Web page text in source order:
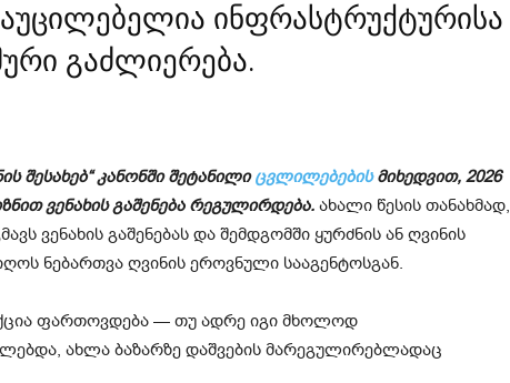
ინფრასტრუქტურისა
გაძლიერება.
შესახებ“ კანონში შეტანილიცვლილებებისმიხედვით, 2026
ვენახის გაშენება რეგულირდება. ახალი წესის თანახმად,
ვენახის გაშენებას და შემდგომში ყურძნის ან ღვინის
ნებართვა ღვინის ეროვნული სააგენტოსგან.
ფართოვდება — თუ ადრე იგი მხოლოდ
ახლა ბაზარზე დაშვების მარეგულირებლადაც